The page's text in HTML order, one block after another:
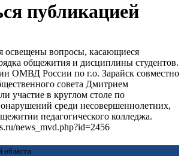
публикацией
освещены вопросы, касающиеся
общежития и дисциплины студентов.
ОМВД России по г.о. Зарайск совместно
совета Дмитрием
участие в круглом столе по
среди несовершеннолетних,
педагогического колледжа.
news_mvd.php?id=2456